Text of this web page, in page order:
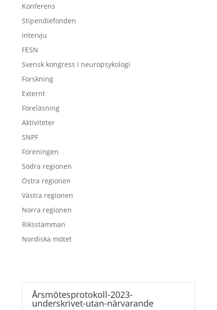
Konferens
Stipendiefonden
Intervju
FESN
Svensk kongress i neuropsykologi
Forskning
Externt
Föreläsning
Aktiviteter
SNPF
Föreningen
Södra regionen
Östra regionen
Västra regionen
Norra regionen
Riksstämman
Nordiska mötet
Årsmötesprotokoll-2023-
underskrivet-utan-närvarande